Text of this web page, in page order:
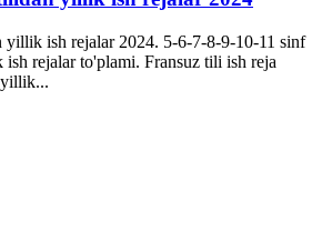
yillik ish rejalar 2024. 5-6-7-8-9-10-11 sinf
rejalar to'plami. Fransuz tili ish reja